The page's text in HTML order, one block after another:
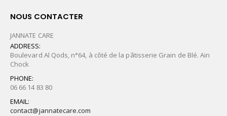
page
NOUS CONTACTER
JANNATE CARE
ADDRESS:
Boulevard Al Qods, n°64, à côté de la pâtisserie Grain de Blé. Ain
Chock
PHONE:
06 66 14 83 80
EMAIL:
contact@jannatecare.com